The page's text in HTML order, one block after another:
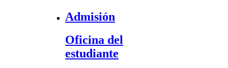
Admisión
Oficina del
estudiante